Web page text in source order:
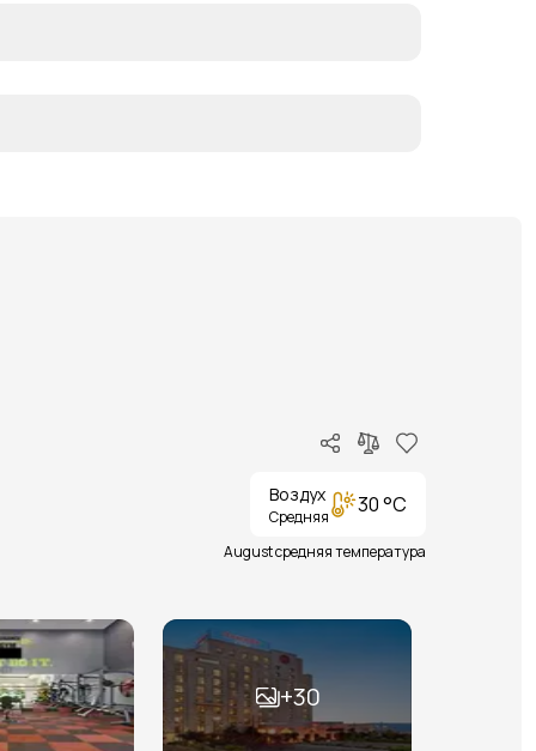
Воздух
Средняя 30 °C
August средняя температура
+30